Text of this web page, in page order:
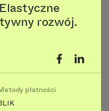
rozwój.
płatności